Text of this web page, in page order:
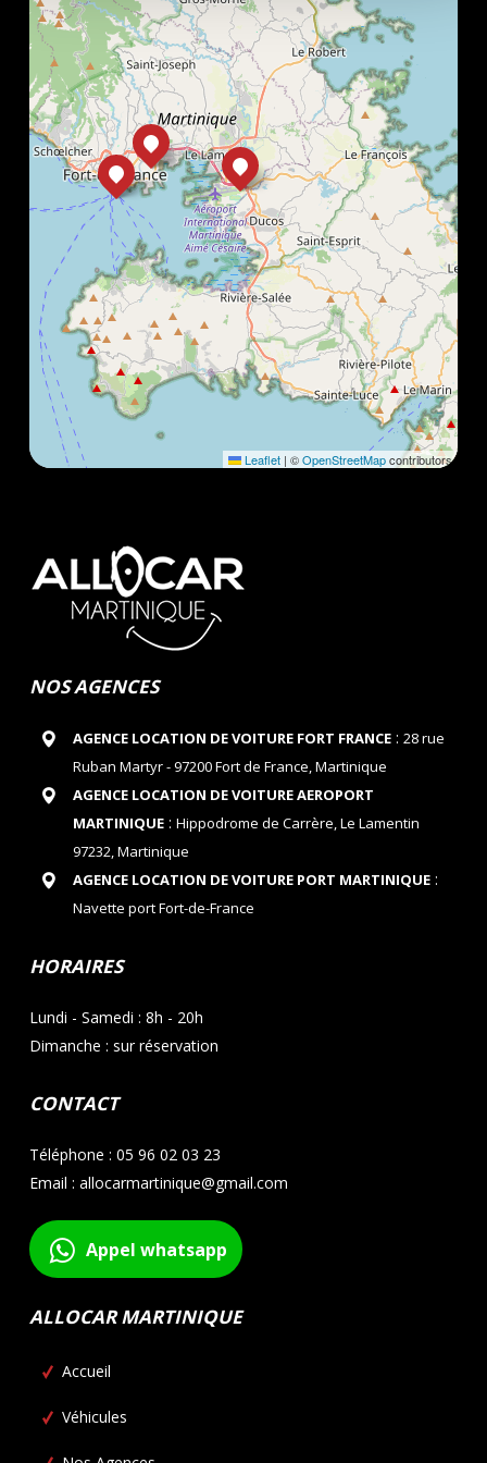
Leaflet | ©OpenStreetMapcontributors
NOS AGENCES
AGENCE LOCATION DE VOITURE FORT FRANCE: 28 rue
Ruban Martyr - 97200 Fort de France, Martinique
AGENCE LOCATION DE VOITURE AEROPORT
MARTINIQUE: Hippodrome de Carrère, Le Lamentin
97232, Martinique
AGENCE LOCATION DE VOITURE PORT MARTINIQUE:
Navette port Fort-de-France
HORAIRES
Lundi - Samedi : 8h - 20h
Dimanche : sur réservation
CONTACT
Téléphone : 05 96 02 03 23
Email : allocarmartinique@gmail.com
Appel whatsapp
ALLOCAR MARTINIQUE
Accueil
Véhicules